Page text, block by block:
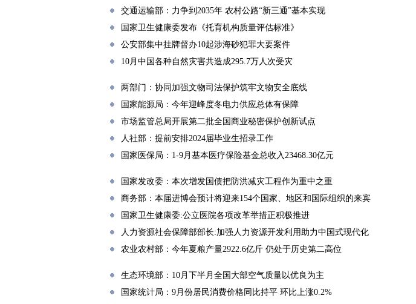
交通运输部：力争到2035年 农村公路“新三通”基本实现
国家卫生健康委发布《托育机构质量评估标准》
公安部集中挂牌督办10起涉海砂犯罪大要案件
10月中国各种自然灾害共造成295.7万人次受灾
两部门：协同加强文物司法保护筑牢文物安全底线
国家能源局：今年迎峰度冬电力供应总体有保障
市场监管总局开展第二批全国商业秘密保护创新试点
人社部：提前安排2024届毕业生招录工作
国家医保局：1-9月基本医疗保险基金总收入23468.30亿元
国家发改委：本次增发国债把防洪减灾工程作为重中之重
商务部：本届进博会预计将迎来154个国家、地区和国际组织的来宾
国家卫生健康委:公立医院各项改革举措正积极推进
人力资源社会保障部部长:加强人力资源开发利用助力中国式现代化
农业农村部：今年夏粮产量2922.6亿斤 仍处于历史第二高位
生态环境部：10月下半月全国大部空气质量以优良为主
国家统计局：9月份居民消费价格同比持平 环比上涨0.2%